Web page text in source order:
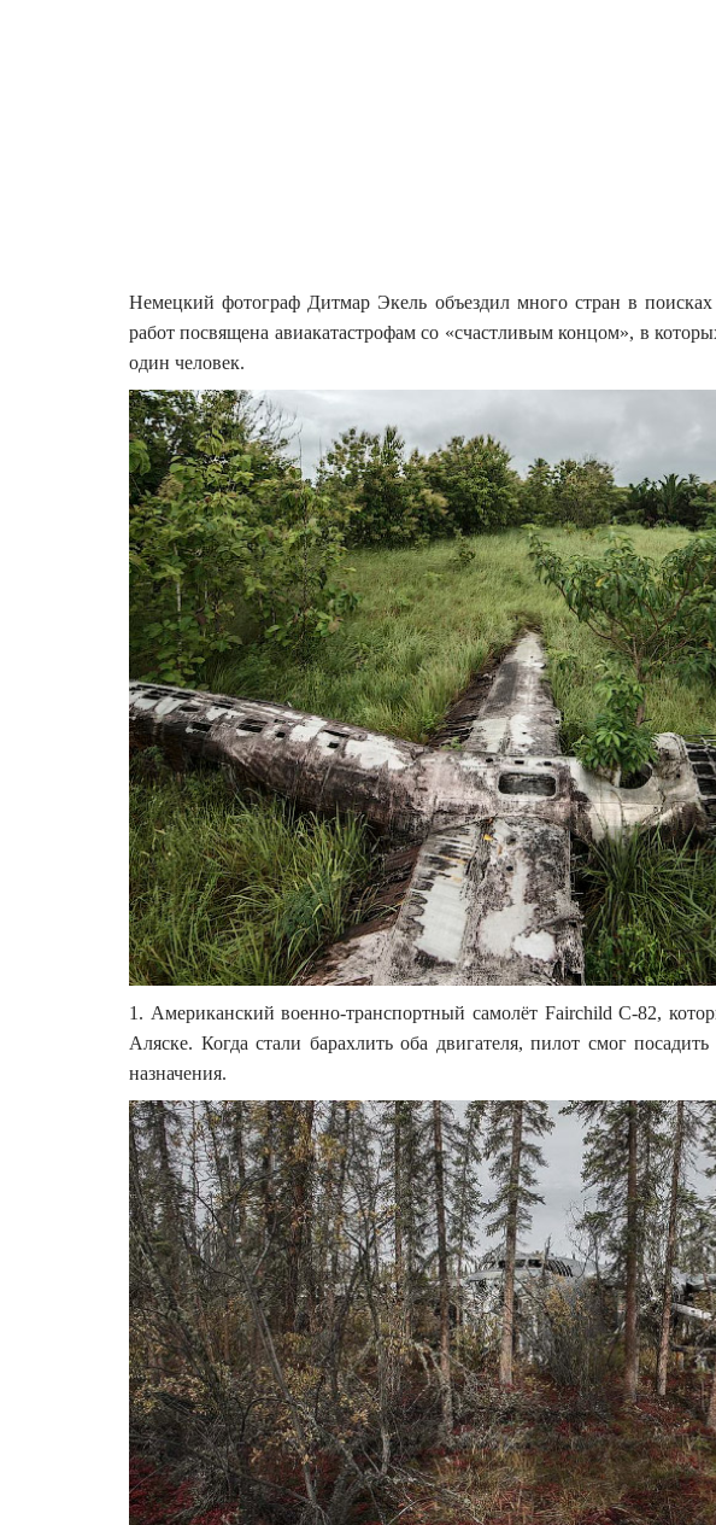
Немецкий фотограф Дитмар Экель объездил много стран в
работ посвящена авиакатастрофам со «счастливым концом», в
один человек.
1. Американский военно-транспортный самолёт Fairchild C-82,
Аляске. Когда стали барахлить оба двигателя, пилот смог
назначения.